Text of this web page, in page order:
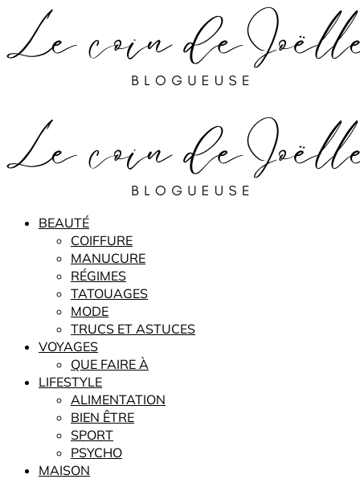
BEAUTÉ
COIFFURE
MANUCURE
RÉGIMES
TATOUAGES
MODE
TRUCS ET ASTUCES
VOYAGES
QUE FAIRE À
LIFESTYLE
ALIMENTATION
BIEN ÊTRE
SPORT
PSYCHO
MAISON